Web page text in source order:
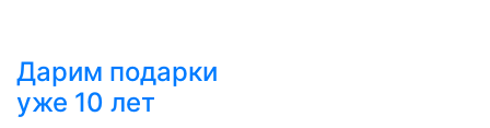
Дарим подарки
уже 10 лет